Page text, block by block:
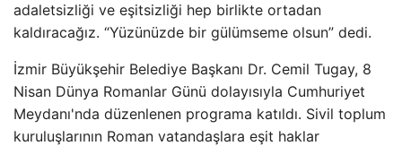
adaletsizliği ve eşitsizliği hep birlikte ortadan
kaldıracağız. “Yüzünüzde bir gülümseme olsun” dedi.
İzmir Büyükşehir Belediye Başkanı Dr. Cemil Tugay, 8
Nisan Dünya Romanlar Günü dolayısıyla Cumhuriyet
Meydanı'nda düzenlenen programa katıldı. Sivil toplum
kuruluşlarının Roman vatandaşlara eşit haklar